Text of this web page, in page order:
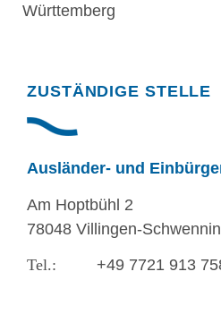
Württemberg
Randspalte
ZUSTÄNDIGE STELLE
Ausländer- und
Am Hoptbühl 2
78048 Villingen-
+49 7721 913